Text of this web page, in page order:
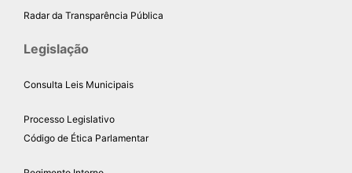
Radar da Transparência Pública
Legislação
Consulta Leis Municipais
Processo Legislativo
Código de Ética Parlamentar